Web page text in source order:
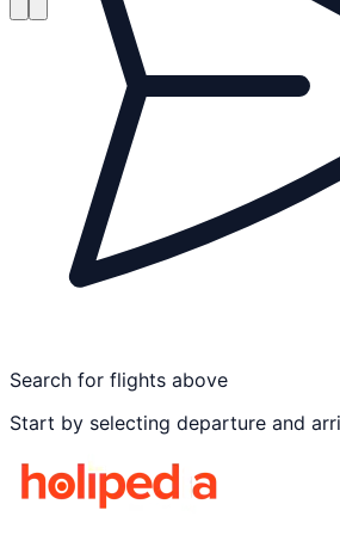
Search for flights above
Start by selecting departure and